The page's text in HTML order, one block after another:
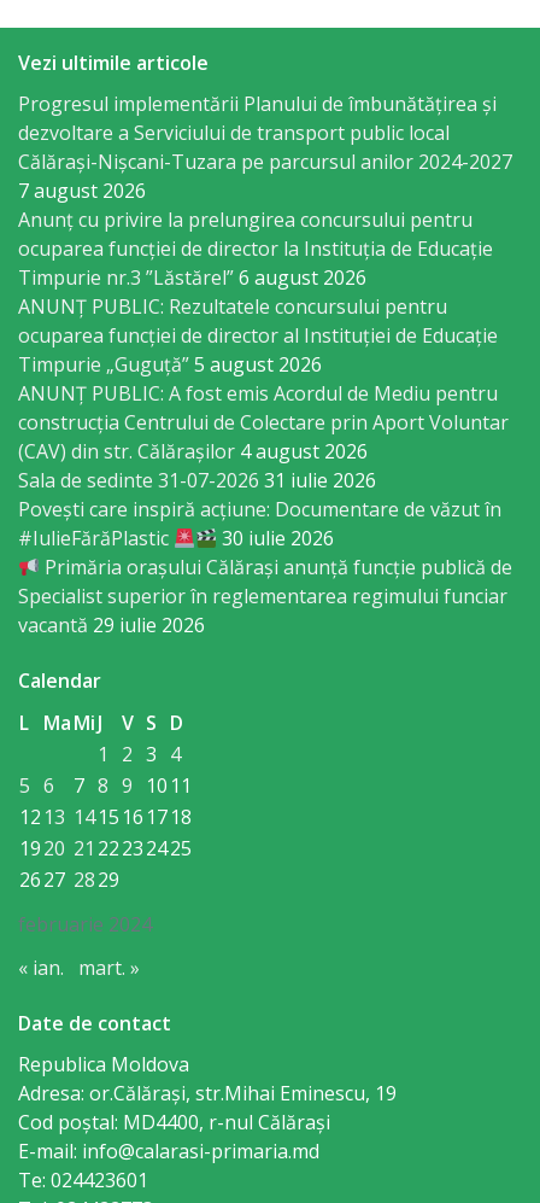
Călărași
orășenesc
Muzeul
de
Istorie
şi
Etnografie
„Dumitru
Scvorțov-
Russu”
or.
Călăraşi
Î.M.
Gospodăria
Comunal
Locativă
Centrul
de
Tineret
Noutăți
Cultură/tineret/sport
Programe
de
Vezi ultimile articole
Progresul implementării Planului de îmbunătățirea și
dezvoltare a Serviciului de transport public local
Călărași-Nișcani-Tuzara pe parcursul anilor 2024-2027
7 august 2026
Anunț cu privire la prelungirea concursului pentru
ocuparea funcţiei de director la Instituția de Educație
Timpurie nr.3 ”Lăstărel”6 august 2026
ANUNȚ PUBLIC: Rezultatele concursului pentru
ocuparea funcției de director al Instituției de Educație
Timpurie „Guguță”5 august 2026
ANUNȚ PUBLIC: A fost emis Acordul de Mediu pentru
construcția Centrului de Colectare prin Aport Voluntar
(CAV) din str. Călărașilor 4 august 2026
Sala de sedinte 31-07-2026 31 iulie 2026
Povești care inspiră acțiune: Documentare de văzut în
#IulieFărăPlastic
30 iulie 2026
Primăria orașului Călărași anunță funcție publică de
Specialist superior în reglementarea regimului funciar
vacantă 29 iulie 2026
Calendar
februarie 2024
L MaMiJ V S D
1
2 3 4
5 6 7 8 9 10 11
12 13 1415 16 1718
1920 21 22232425
2627 2829
« ian. mart. »
Date de contact
Republica Moldova
Adresa: or.Călăraşi, str.Mihai Eminescu, 19
Cod poștal: MD4400, r-nul Călăraşi
E-mail: info@calarasi-primaria.md
Te: 024423601